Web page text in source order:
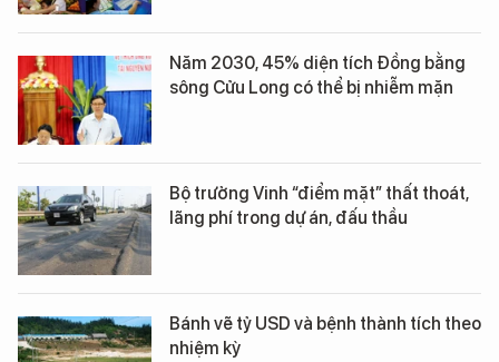
Năm 2030, 45% diện tích Đồng bằng
sông Cửu Long có thể bị nhiễm mặn
Bộ trưởng Vinh “điểm mặt” thất thoát,
lãng phí trong dự án, đấu thầu
Bánh vẽ tỷ USD và bệnh thành tích theo
nhiệm kỳ